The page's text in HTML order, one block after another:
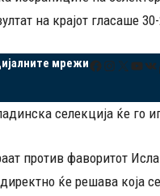
на крајот гласаше
мрежиFacebook
Instagram
X VK
селекција ќе го
против фаворитот
ќе решава која